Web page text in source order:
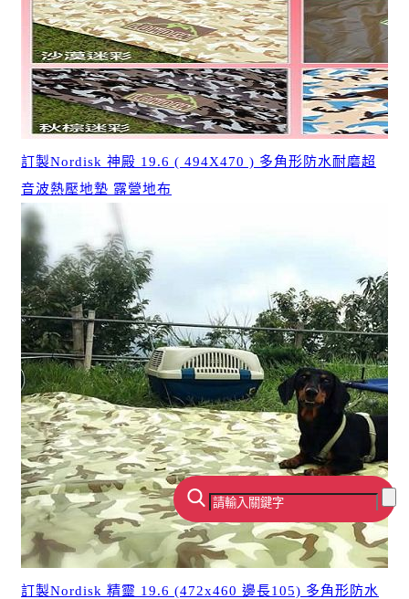
訂製Nordisk 神殿 19.6 ( 494X470 ) 多角形防水耐磨超
音波熱壓地墊 露營地布
訂製Nordisk 精靈 19.6 (472x460 邊長105) 多角形防水